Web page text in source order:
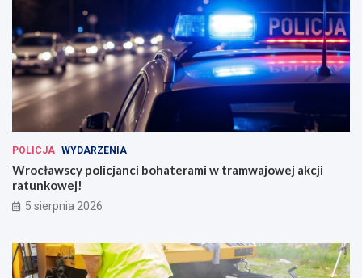
POLICJA WYDARZENIA
Wrocławscy policjanci bohaterami w tramwajowej akcji
ratunkowej!
5 sierpnia 2026